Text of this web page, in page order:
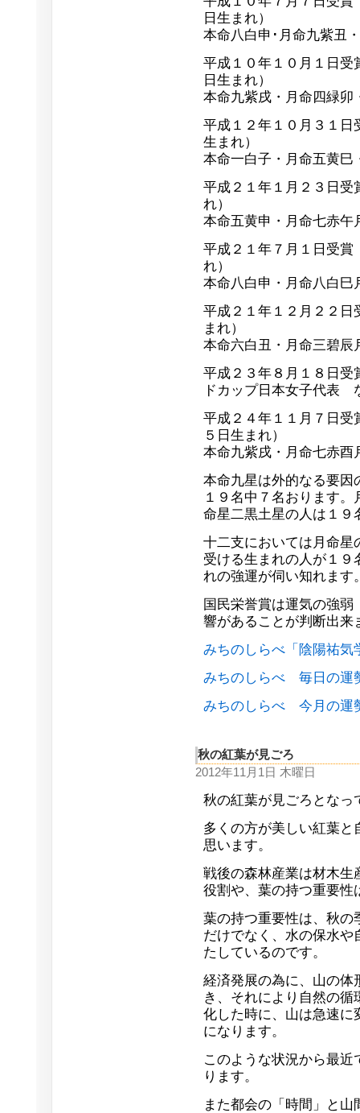
日生まれ）
本命八白申･月命九紫丑
平成１０年１０月１日
日生まれ）
本命九紫戌・月命四緑卯
平成１２年１０月３１
生まれ）
本命一白子・月命五黄巳
平成２１年１月２３日
れ）
本命五黄申・月命七赤午
平成２１年７月１日
れ）
本命八白申・月命八白巳
平成２１年１２月２２
まれ）
本命六白丑・月命三碧辰
平成２３年８月１８日
ドカップ日本女子代表
平成２４年１１月７日
５日生まれ）
本命九紫戌・月命七赤酉
本命九星は外的なる要因
１９名中７名おります
命星二黒土星の人は１９
十二支においては月命星
受ける生まれの人が１９
れの強運が伺い知れます
国民栄誉賞は運気の強
響があることが判断出来
みちのしらべ「陰陽祐気
みちのしらべ 毎日の運
みちのしらべ 今月の運
秋の紅葉が見ごろ
2012年11月1日 木曜日
秋の紅葉が見ごろとなっ
多くの方が美しい紅葉
思います。
戦後の森林産業は材木生
役割や、葉の持つ重要性
葉の持つ重要性は、秋の
だけでなく、水の保水
たしているのです。
経済発展の為に、山の体
き、それにより自然の
化した時に、山は急速に
になります。
このような状況から最
ります。
また都会の「時間」と